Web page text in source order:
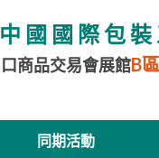
國國際包
商品交易會展館B區
同期活動